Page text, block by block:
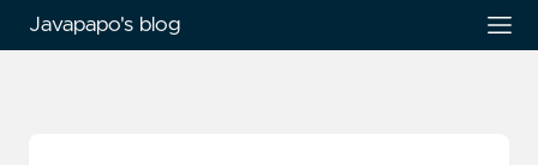
Javapapo's blog